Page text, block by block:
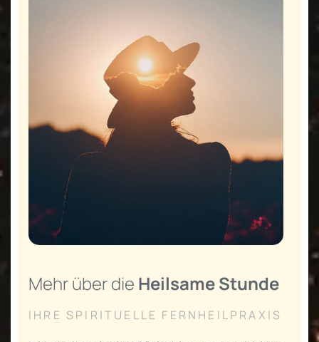
Mehr über die Heilsame Stunde
IHRE SPIRITUELLE FERNHEILPRAXIS